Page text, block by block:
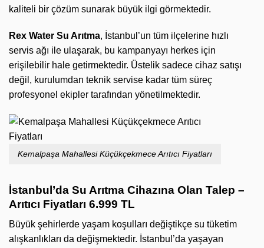
kaliteli bir çözüm sunarak büyük ilgi görmektedir.
Rex Water Su Arıtma, İstanbul’un tüm ilçelerine hızlı
servis ağı ile ulaşarak, bu kampanyayı herkes için
erişilebilir hale getirmektedir. Üstelik sadece cihaz satışı
değil, kurulumdan teknik servise kadar tüm süreç
profesyonel ekipler tarafından yönetilmektedir.
Kemalpaşa Mahallesi Küçükçekmece Arıtıcı Fiyatları
İstanbul’da Su Arıtma Cihazına Olan Talep –
Arıtıcı Fiyatları 6.999 TL
Büyük şehirlerde yaşam koşulları değiştikçe su tüketim
alışkanlıkları da değişmektedir. İstanbul’da yaşayan